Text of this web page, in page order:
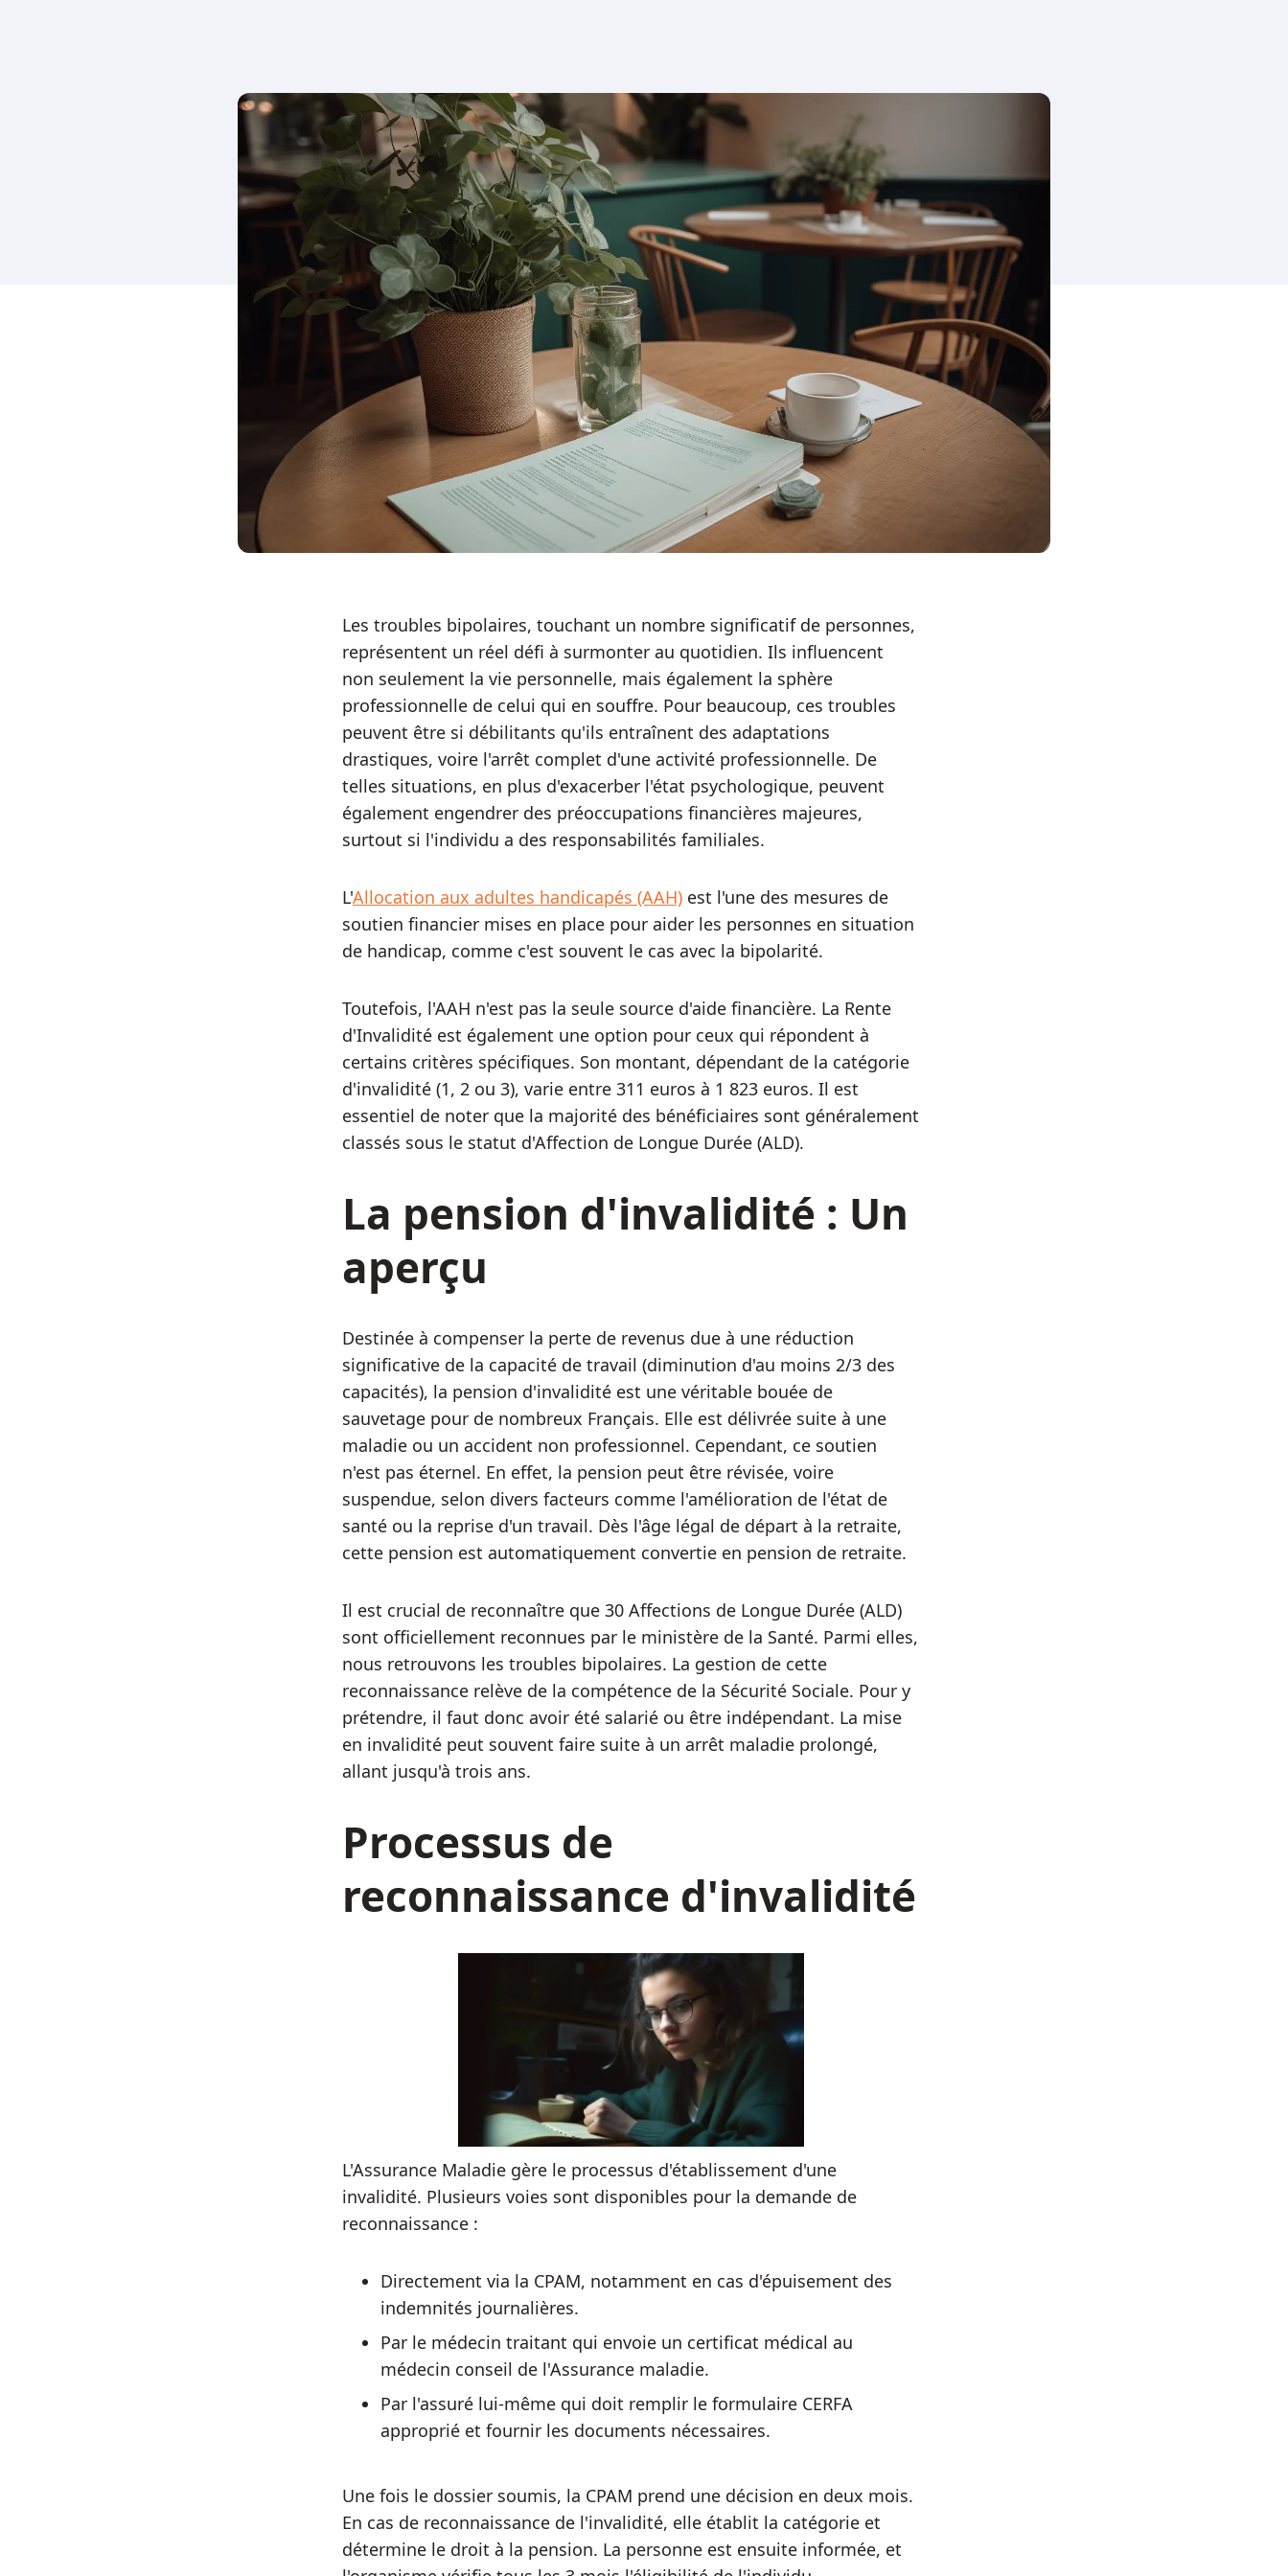
Les troubles bipolaires, touchant un nombre significatif de personnes,
représentent un réel défi à surmonter au quotidien. Ils influencent
non seulement la vie personnelle, mais également la sphère
professionnelle de celui qui en souffre. Pour beaucoup, ces troubles
peuvent être si débilitants qu'ils entraînent des adaptations
drastiques, voire l'arrêt complet d'une activité professionnelle. De
telles situations, en plus d'exacerber l'état psychologique, peuvent
également engendrer des préoccupations financières majeures,
surtout si l'individu a des responsabilités familiales.
L'Allocation aux adultes handicapés (AAH) est l'une des mesures de
soutien financier mises en place pour aider les personnes en situation
de handicap, comme c'est souvent le cas avec la bipolarité.
Toutefois, l'AAH n'est pas la seule source d'aide financière. La Rente
d'Invalidité est également une option pour ceux qui répondent à
certains critères spécifiques. Son montant, dépendant de la catégorie
d'invalidité (1, 2 ou 3), varie entre 311 euros à 1 823 euros. Il est
essentiel de noter que la majorité des bénéficiaires sont généralement
classés sous le statut d'Affection de Longue Durée (ALD).
La pension d'invalidité : Un
aperçu
Destinée à compenser la perte de revenus due à une réduction
significative de la capacité de travail (diminution d'au moins 2/3 des
capacités), la pension d'invalidité est une véritable bouée de
sauvetage pour de nombreux Français. Elle est délivrée suite à une
maladie ou un accident non professionnel. Cependant, ce soutien
n'est pas éternel. En effet, la pension peut être révisée, voire
suspendue, selon divers facteurs comme l'amélioration de l'état de
santé ou la reprise d'un travail. Dès l'âge légal de départ à la retraite,
cette pension est automatiquement convertie en pension de retraite.
Il est crucial de reconnaître que 30 Affections de Longue Durée (ALD)
sont officiellement reconnues par le ministère de la Santé. Parmi elles,
nous retrouvons les troubles bipolaires. La gestion de cette
reconnaissance relève de la compétence de la Sécurité Sociale. Pour y
prétendre, il faut donc avoir été salarié ou être indépendant. La mise
en invalidité peut souvent faire suite à un arrêt maladie prolongé,
allant jusqu'à trois ans.
Processus de
reconnaissance d'invalidité
L'Assurance Maladie gère le processus d'établissement d'une
invalidité. Plusieurs voies sont disponibles pour la demande de
reconnaissance :
Directement via la CPAM, notamment en cas d'épuisement des
indemnités journalières.
Par le médecin traitant qui envoie un certificat médical au
médecin conseil de l'Assurance maladie.
Par l'assuré lui-même qui doit remplir le formulaire CERFA
approprié et fournir les documents nécessaires.
Une fois le dossier soumis, la CPAM prend une décision en deux mois.
En cas de reconnaissance de l'invalidité, elle établit la catégorie et
détermine le droit à la pension. La personne est ensuite informée, et